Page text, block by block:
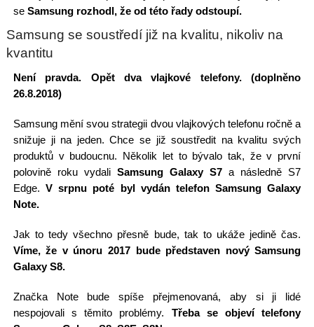
se Samsung rozhodl, že od této řady odstoupí.
Samsung se soustředí již na kvalitu, nikoliv na
kvantitu
Není pravda. Opět dva vlajkové telefony. (doplněno
26.8.2018)
Samsung mění svou strategii dvou vlajkových telefonu ročně a
snižuje ji na jeden. Chce se již soustředit na kvalitu svých
produktů v budoucnu. Několik let to bývalo tak, že v první
polovině roku vydali Samsung Galaxy S7 a následně S7
Edge.V srpnu poté byl vydán telefon Samsung Galaxy
Note.
Jak to tedy všechno přesně bude, tak to ukáže jedině čas.
Víme, že v únoru 2017 bude představen nový Samsung
Galaxy S8.
Značka Note bude spíše přejmenovaná, aby si ji lidé
nespojovali s těmito problémy. Třeba se objeví telefony